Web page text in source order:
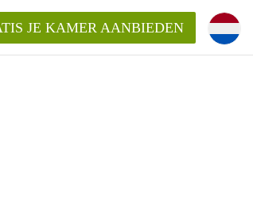
Kamer /
JE KAMER AANBIEDEN